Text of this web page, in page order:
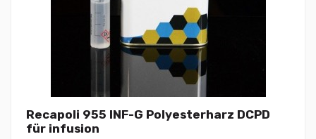
Recapoli 955 INF-G Polyesterharz DCPD
für infusion